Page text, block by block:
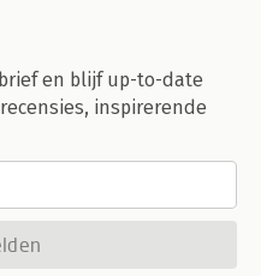
en blijf up-to-date
inspirerende